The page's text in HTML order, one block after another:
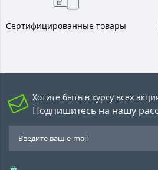
Сертифицированные товары
Хотите быть в курсу всех
Подпишитесь на нашу